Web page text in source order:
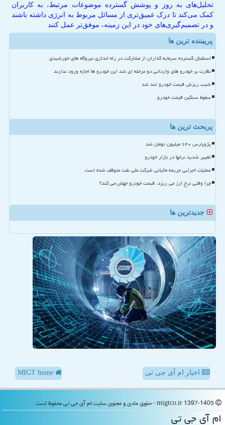
تحلیل‌های به روز و پوشش گسترده موضوعات مرتبط، به کاربران
کمک می‌کند تا درک عمیق‌تری از مسائل مربوط به انرژی داشته باشند
و در تصمیم‌گیری‌های خود در این زمینه، موفق‌تر عمل کنند
پربیننده ترین ها
استقبال گسترده سرمایه گذاران از مشارکت در راه اندازی نیروگاه های خورشیدی
نظارت بر خودرو های وارداتی دو مرحله ای شد این خودرو ها اجازه ورود ندارند
شیب ریزش قیمت خودرو تند شد
سقوط سنگین قیمت خودرو
پربحث ترین ها
پژوپارس ۶۴۰ میلیون تومان شد
تغییر شدید نرخها در بازار خودرو
عملیات اجرایی جریمه مالیاتی شرکت ملی نفت متوقف شده است
چرا وقتی نرخ ارز می ریزد، قیمت خودرو جهش می کند؟
جدیدترین ها
اخبار ام آی جی تی
ام آی جی تی